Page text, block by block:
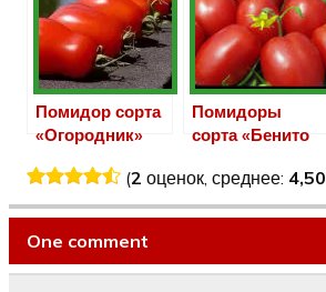
Помидор сорта
«Огородник»
Помидоры
сорта «Бенито
(2 оценок, среднее: 4,50
One comment